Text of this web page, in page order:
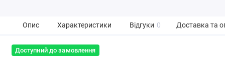
Опис Характеристики Відгуки 0 Доставка та
Доступний до замовлення